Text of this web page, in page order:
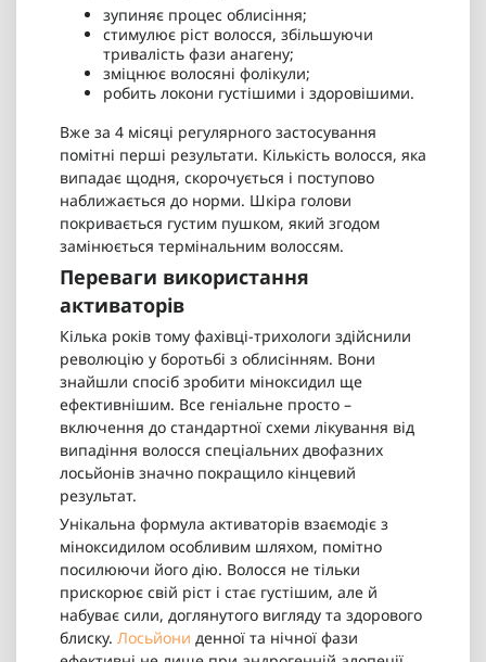
зупиняє процес облисіння;
стимулює ріст волосся, збільшуючи
тривалість фази анагену;
зміцнює волосяні фолікули;
робить локони густішими і здоровішими.
Вже за 4 місяці регулярного застосування
помітні перші результати. Кількість волосся, яка
випадає щодня, скорочується і поступово
наближається до норми. Шкіра голови
покривається густим пушком, який згодом
замінюється термінальним волоссям.
Переваги використання
активаторів
Кілька років тому фахівці-трихологи здійснили
революцію у боротьбі з облисінням. Вони
знайшли спосіб зробити міноксидил ще
ефективнішим. Все геніальне просто –
включення до стандартної схеми лікування від
випадіння волосся спеціальних двофазних
лосьйонів значно покращило кінцевий
результат.
Унікальна формула активаторів взаємодіє з
міноксидилом особливим шляхом, помітно
посилюючи його дію. Волосся не тільки
прискорює свій ріст і стає густішим, але й
набуває сили, доглянутого вигляду та здорового
блиску. Лосьйони денної та нічної фази